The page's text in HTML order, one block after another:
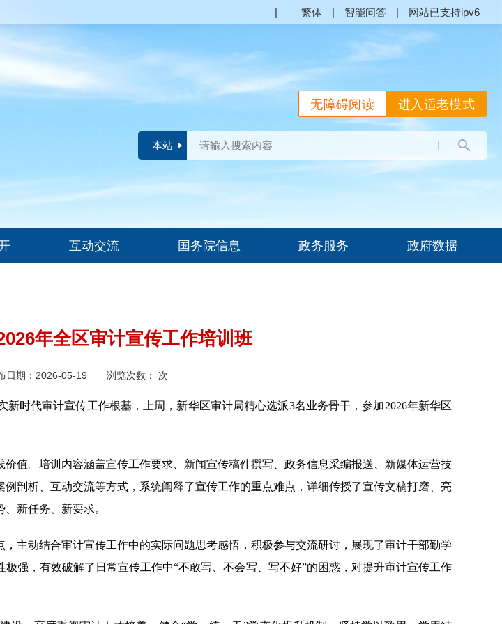
| 繁体 | 智能问答 | 网站已支持ipv6
进入适老模式
无障碍阅读
本站
互动交流 国务院信息 政务服务 政府数据
年全区审计宣传工作培训班
期： 2026-05-19 浏览次数： 次
时代审计宣传工作根基，上周，新华区审计局精心选派3名业务骨干，参加2026年新华区
值。培训内容涵盖宣传工作要求、新闻宣传稿件撰写、政务信息采编报送、新媒体运营技
剖析、互动交流等方式，系统阐释了宣传工作的重点难点，详细传授了宣传文稿打磨、亮
新任务、新要求。
主动结合审计宣传工作中的实际问题思考感悟，积极参与交流研讨，展现了审计干部勤学
强，有效破解了日常宣传工作中“不敢写、不会写、写不好”的困惑，对提升审计宣传工作